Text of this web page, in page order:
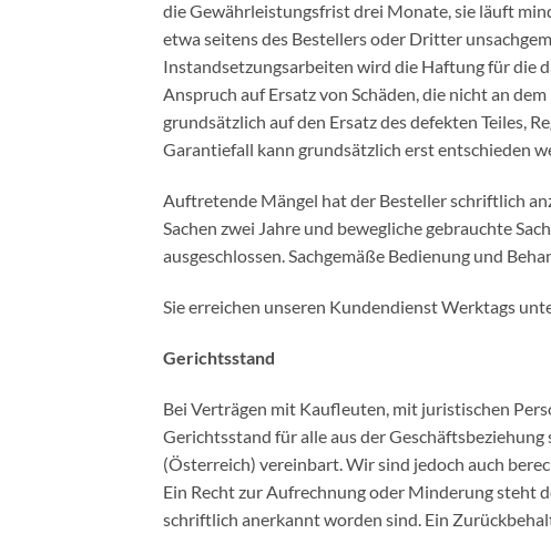
die Gewährleistungsfrist drei Monate, sie läuft
etwa seitens des Bestellers oder Dritter
Instandsetzungsarbeiten wird die Haftung für die
Anspruch auf Ersatz von Schäden, die nicht an
grundsätzlich auf den Ersatz des defekten Teiles,
Garantiefall kann grundsätzlich erst entschieden
Auftretende Mängel hat der Besteller schriftlich
Sachen zwei Jahre und bewegliche gebrauchte
ausgeschlossen. Sachgemäße Bedienung und
Sie erreichen unseren Kundendienst Werktags
Gerichtsstand
Bei Verträgen mit Kaufleuten, mit juristischen
Gerichtsstand für alle aus der
(Österreich) vereinbart. Wir sind jedoch auch
Ein Recht zur Aufrechnung oder Minderung steht
schriftlich anerkannt worden sind. Ein